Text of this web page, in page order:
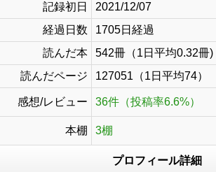
記録初日
2021/12/07
経過日数
1705日経過
読んだ本
542冊（1日平均0.32冊)
読んだページ
127051（1日平均74）
感想/レビュー 36件（投稿率6.6%）
本棚 3棚
プロフィール詳細